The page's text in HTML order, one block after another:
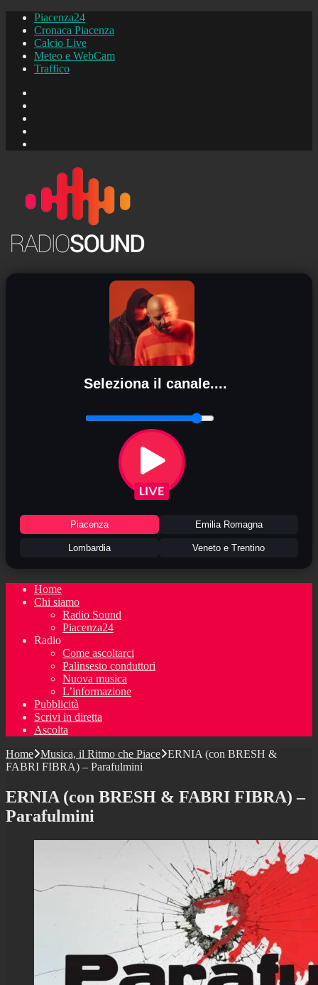
Piacenza24
Cronaca Piacenza
Calcio Live
Meteo e WebCam
Traffico
Seleziona il canale....
Piacenza Emilia Romagna
Lombardia Veneto e Trentino
Home
Chi siamo
Radio Sound
Piacenza24
Radio
Come ascoltarci
Palinsesto conduttori
Nuova musica
L’informazione
Pubblicità
Scrivi in diretta
Ascolta
Home Musica, il Ritmo che Piace ERNIA (con BRESH &
FABRI FIBRA) – Parafulmini
ERNIA (con BRESH & FABRI FIBRA) –
Parafulmini